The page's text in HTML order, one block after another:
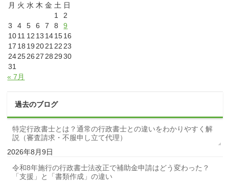
月 火 水 木 金 土 日
1
2
3
4 5 6 7 8
9
1011 12 13 141516
17 18 19 2021 22 23
242526 27 28 29 30
31
« 7月
過去のブログ
特定行政書士とは？通常の行政書士との違いをわかりやすく解
説（審査請求・不服申し立て代理）
2026年8月9日
令和8年施行の行政書士法改正で補助金申請はどう変わった？
「支援」と「書類作成」の違い